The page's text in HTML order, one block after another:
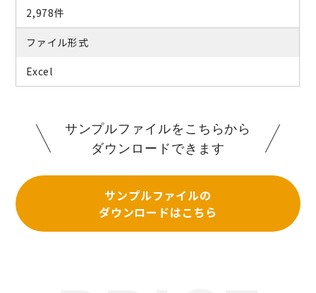
2,978件
ファイル形式
Excel
サンプルファイルをこちらから
ダウンロードできます
サンプルファイルの
ダウンロードはこちら